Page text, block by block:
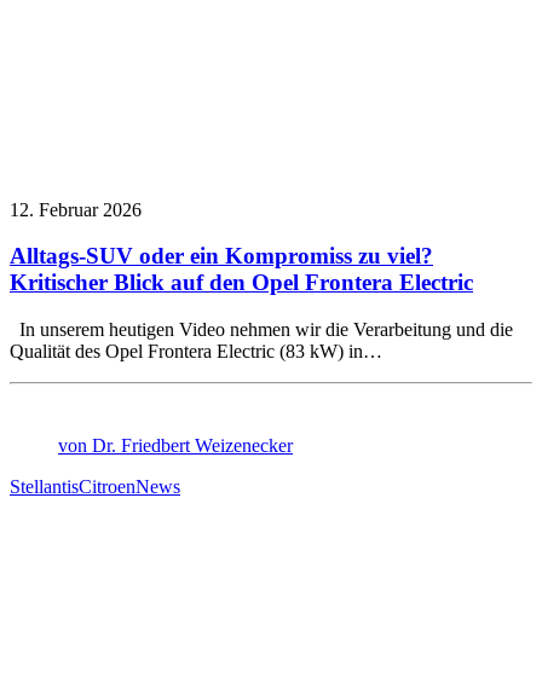
12. Februar 2026
Alltags-SUV oder ein Kompromiss zu viel?
Kritischer Blick auf den Opel Frontera Electric
In unserem heutigen Video nehmen wir die Verarbeitung und die
Qualität des Opel Frontera Electric (83 kW) in…
von Dr. Friedbert Weizenecker
StellantisCitroenNews